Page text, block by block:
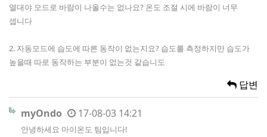
열대야 모드로 바람이 나올수는 없나요? 온도 조절 시에 바람이 너무
셉니다
2. 자동모드에 습도에 따른 동작이 없는지요? 습도를 측정하지만 습도가
높을때 따로 동작하는 부분이 없는것 같습니도
답변
myOndo 17-08-03 14:21
안녕하세요 마이온도 팀입니다!